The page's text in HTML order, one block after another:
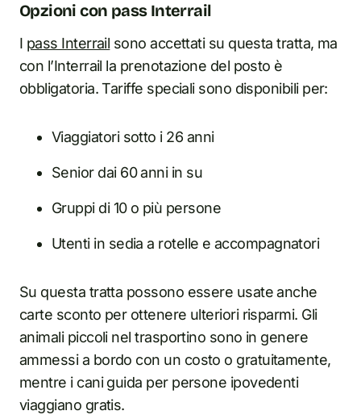
Opzioni con pass Interrail
I pass Interrail sono accettati su questa tratta, ma
con l’Interrail la prenotazione del posto è
obbligatoria. Tariffe speciali sono disponibili per:
Viaggiatori sotto i 26 anni
Senior dai 60 anni in su
Gruppi di 10 o più persone
Utenti in sedia a rotelle e accompagnatori
Su questa tratta possono essere usate anche
carte sconto per ottenere ulteriori risparmi. Gli
animali piccoli nel trasportino sono in genere
ammessi a bordo con un costo o gratuitamente,
mentre i cani guida per persone ipovedenti
viaggiano gratis.